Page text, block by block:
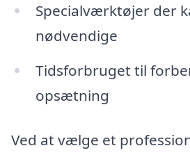
Specialværktøjer der
nødvendige
Tidsforbruget til
opsætning
Ved at vælge et